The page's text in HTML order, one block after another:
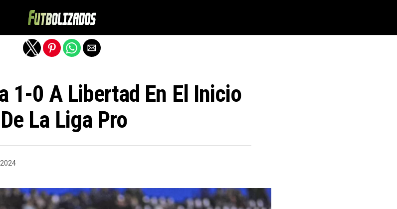
1-0 A Libertad En El Inicio
La Liga Pro
Salir de la versión móvil